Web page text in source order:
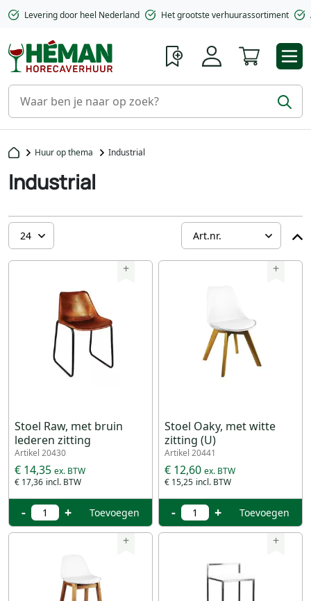
Levering door heel Nederland Het grootste verhuurassortiment
Huur op thema Industrial
Industrial
+
Stoel Raw, met bruin
lederen zitting
Artikel 20430
€ 17,36
€ 14,35
- + Toevoegen
+
Stoel Oaky, met witte
zitting (U)
Artikel 20441
€ 15,25
€ 12,60
- + Toevoegen
+ +